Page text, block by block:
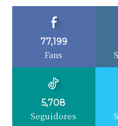
77,199
Fans
5,708
Seguidores